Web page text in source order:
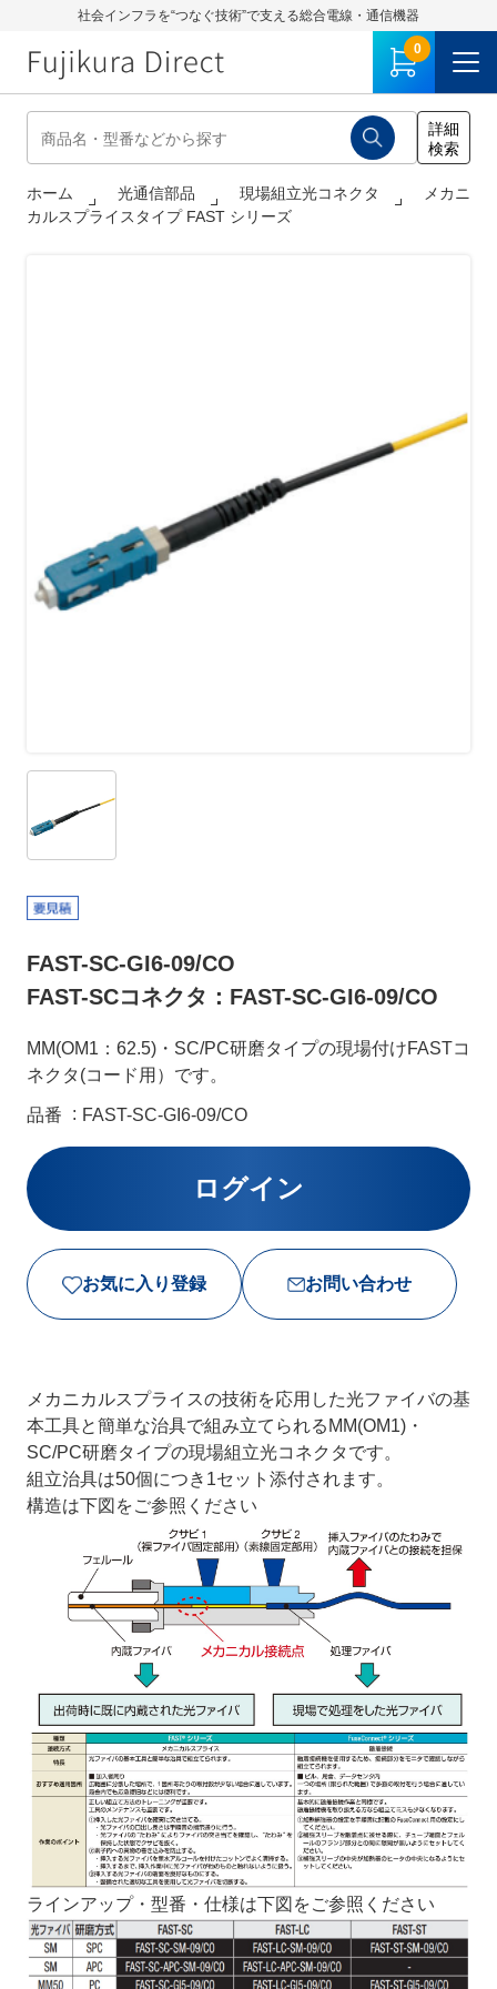
社会インフラを“つなぐ技術”で支える総合電線・通信機器
0
ホーム 光通信部品 現場組立光コネクタ
メカニ
カルスプライスタイプ FAST シリーズ
FAST-SC-GI6-09/CO
FAST-SCコネクタ：FAST-SC-GI6-09/CO
MM(OM1：62.5)・SC/PC研磨タイプの現場付けFASTコ
ネクタ(コード用）です。
品番 FAST-SC-GI6-09/CO
お気に入り登録 お問い合わせ
メカニカルスプライスの技術を応用した光ファイバの基
本工具と簡単な治具で組み立てられるMM(OM1)・
SC/PC研磨タイプの現場組立光コネクタです。
組立治具は50個につき1セット添付されます。
構造は下図をご参照ください
ラインアップ・型番・仕様は下図をご参照ください